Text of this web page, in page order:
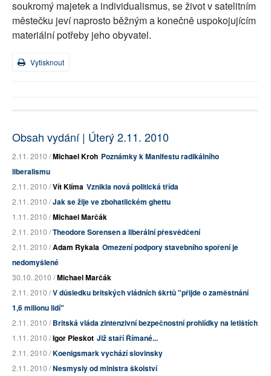
soukromý majetek a individualismus, se život v satelitním
městečku jeví naprosto běžným a konečně uspokojujícím
materiální potřeby jeho obyvatel.
Vytisknout
Obsah vydání | Úterý 2.11. 2010
2.11. 2010 /Michael Kroh Poznámky k Manifestu radikálního
liberalismu
2.11. 2010 /Vít Klíma Vznikla nová politická třída
2.11. 2010 /Jak se žije ve zbohatlickém ghettu
1.11. 2010 /Michael Marčák
2.11. 2010 /Theodore Sorensen a liberální přesvědčení
2.11. 2010 /Adam Rykala Omezení podpory stavebního spoření je
nedomyšlené
30.10. 2010 /Michael Marčák
2.11. 2010 /V důsledku britských vládních škrtů "přijde o zaměstnání
1,6 milionu lidí"
2.11. 2010 /Britská vláda zintenzivní bezpečnostní prohlídky na letištích
1.11. 2010 /Igor Pleskot Již staří Římané...
2.11. 2010 /Koenigsmark vychází slovinsky
2.11. 2010 /Nesmysly od ministra školství